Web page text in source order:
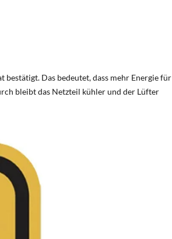
Das bedeutet, dass mehr Energie für
bleibt das Netzteil kühler und der Lüfter